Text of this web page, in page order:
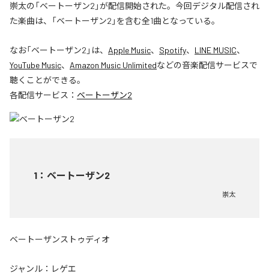
崇太の「ベートーザン2」が配信開始された。今回デジタル配信され
た楽曲は、「ベートーザン2」を含む全1曲となっている。
なお「ベートーザン2 」は、 Apple Music、 Spotify、 LINE MUSIC、
YouTube Music、 Amazon Music Unlimitedなどの音楽配信サービスで
聴くことができる。
各配信サービス： ベートーザン2
1 ： ベートーザン2
崇太
ベートーザンストゥディオ
ジャンル： レゲエ